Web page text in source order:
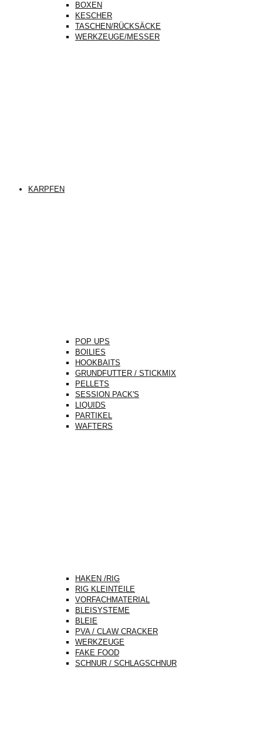
BOXEN
KESCHER
TASCHEN/RÜCKSÄCKE
WERKZEUGE/MESSER
KARPFEN
POP UPS
BOILIES
HOOKBAITS
GRUNDFUTTER / STICKMIX
PELLETS
SESSION PACK'S
LIQUIDS
PARTIKEL
WAFTERS
HAKEN /RIG
RIG KLEINTEILE
VORFACHMATERIAL
BLEISYSTEME
BLEIE
PVA / CLAW CRACKER
WERKZEUGE
FAKE FOOD
SCHNUR / SCHLAGSCHNUR